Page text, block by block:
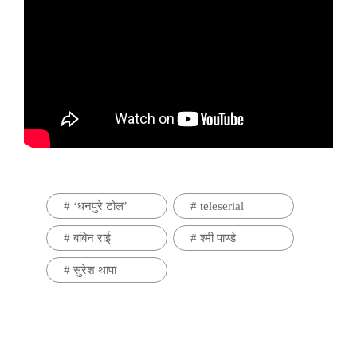
# ‘धनपुरे टोल’ # teleserial
# बबिन राई # श्मी पाण्डे
# सुरेश थापा